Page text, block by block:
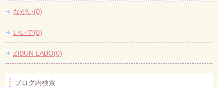
ながい(0)
いいで(0)
ZIBUN LABO(0)
ブログ内検索